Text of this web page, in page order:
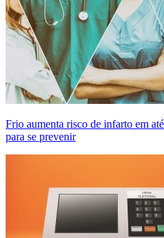
Frio aumenta risco de infarto em
para se prevenir